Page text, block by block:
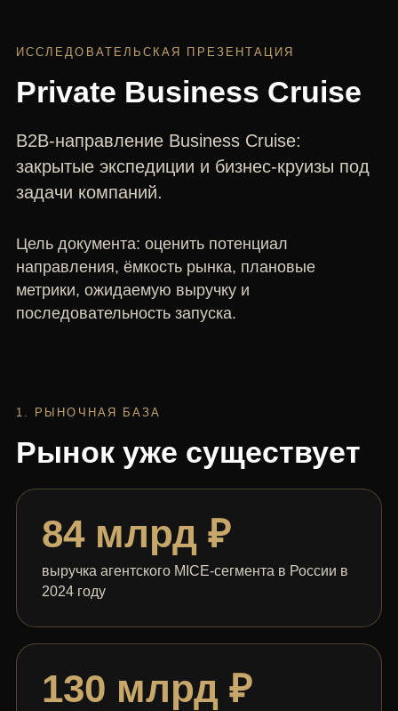
ИССЛЕДОВАТЕЛЬСКАЯ ПРЕЗЕНТАЦИЯ
Private Business Cruise
B2B-направление Business Cruise:
закрытые экспедиции и бизнес-круизы под
задачи компаний.
Цель документа: оценить потенциал
направления, ёмкость рынка, плановые
метрики, ожидаемую выручку и
последовательность запуска.
1. РЫНОЧНАЯ БАЗА
Рынок уже существует
84 млрд ₽
выручка агентского MICE-сегмента в России в
2024 году
130 млрд ₽